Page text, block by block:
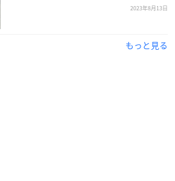
2023年8月13日
もっと見る